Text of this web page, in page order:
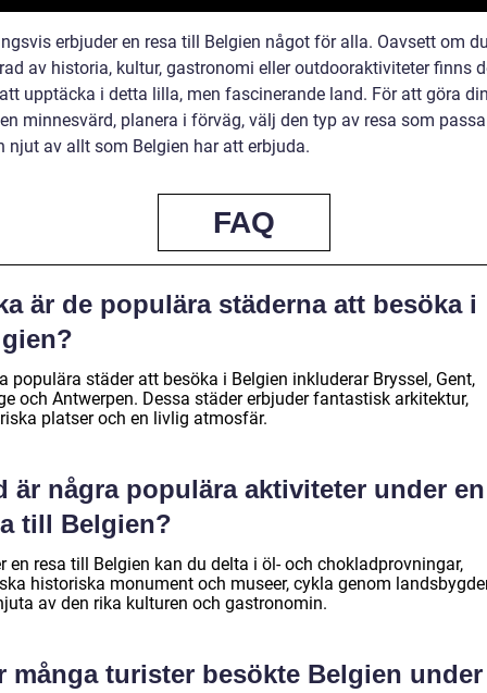
erbjuder en resa till Belgien något för alla. Oavsett om
av historia, kultur, gastronomi eller outdooraktiviteter finns
upptäcka i detta lilla, men fascinerande land. För att göra
minnesvärd, planera i förväg, välj den typ av resa som
njut av allt som Belgien har att erbjuda.
FAQ
är de populära städerna att besöka i
populära städer att besöka i Belgien inkluderar Bryssel, Gent,
och Antwerpen. Dessa städer erbjuder fantastisk arkitektur,
platser och en livlig atmosfär.
är några populära aktiviteter under en
till Belgien?
en resa till Belgien kan du delta i öl- och chokladprovningar,
historiska monument och museer, cykla genom
av den rika kulturen och gastronomin.
många turister besökte Belgien under